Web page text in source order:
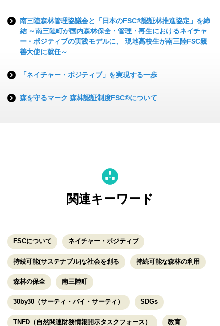
南三陸森林管理協議会と「日本のFSC®認証林推進協定」を締
結 ～南三陸町が国内森林保全・管理・再生におけるネイチャ
ー・ポジティブの実践モデルに、 現地高校生が南三陸FSC親
善大使に就任～
「ネイチャー・ポジティブ」を実現する一歩
森を守るマーク 森林認証制度FSC®について
関連キーワード
FSCについて ネイチャー・ポジティブ
持続可能(サステナブル)な社会を創る 持続可能な森林の利用
森林の保全 南三陸町
30by30（サーティ・バイ・サーティ） SDGs
TNFD（自然関連財務情報開示タスクフォース） 教育